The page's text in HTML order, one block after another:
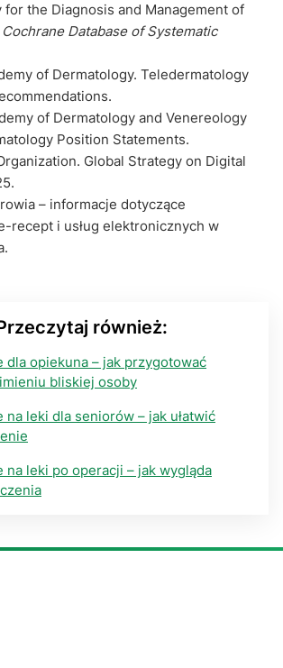
the Diagnosis and Management of
Cochrane Database of Systematic
of Dermatology. Teledermatology
of Dermatology and Venereology
Position Statements.
Global Strategy on Digital
– informacje dotyczące
recept i usług elektronicznych w
również:
dla opiekuna – jak przygotować
bliskiej osoby
na leki dla seniorów – jak ułatwić
na leki po operacji – jak wygląda